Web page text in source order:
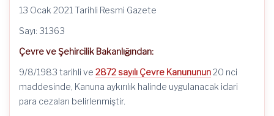
13 Ocak 2021 Tarihli Resmi Gazete
Sayı: 31363
Çevre ve Şehircilik Bakanlığından:
9/8/1983 tarihli ve 2872 sayılı Çevre Kanununun20 nci
maddesinde, Kanuna aykırılık halinde uygulanacak idari
para cezaları belirlenmiştir.